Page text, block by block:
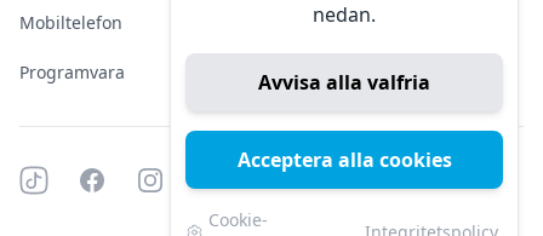
nedan.
Avvisa alla valfria
Acceptera alla cookies
Cookie-
Mobiltelefon
Programvara
Sälja elektronik
Tiktok FacebookInstagram